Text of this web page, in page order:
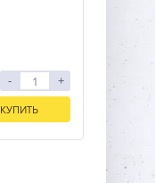
- +
КУПИТЬ